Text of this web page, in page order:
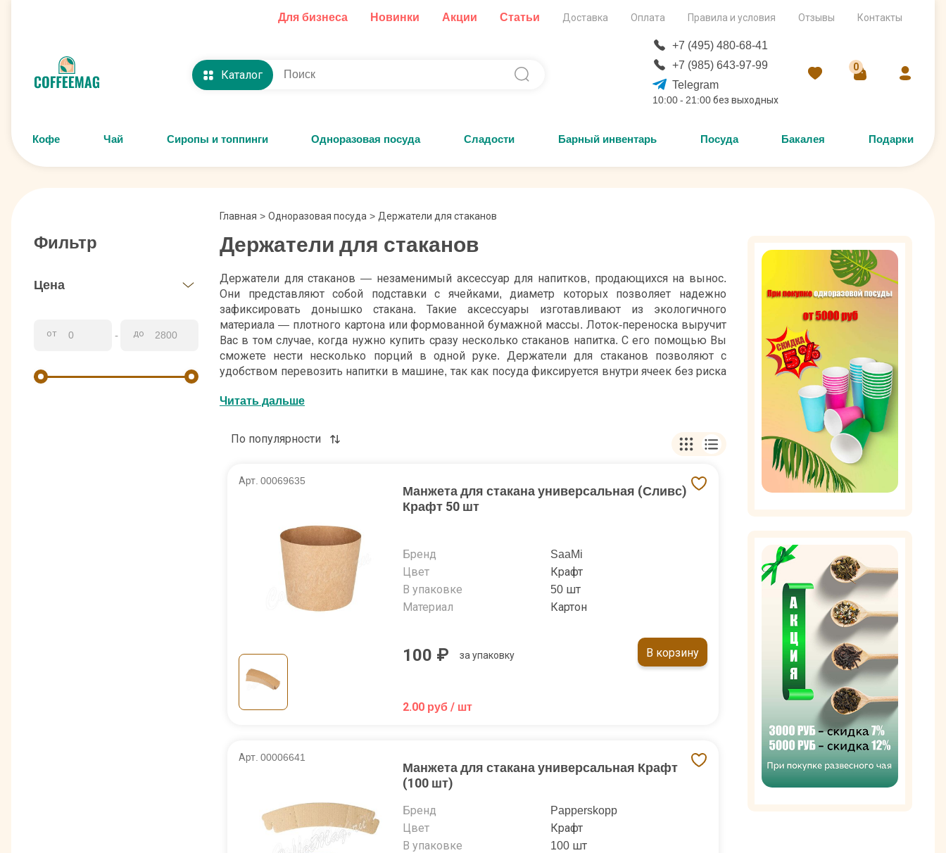
Для бизнеса Новинки Акции Статьи Доставка Оплата Правила и условия Отзывы Контакты
Каталог
+7 (495) 480-68-41
+7 (985) 643-97-99
Telegram
10:00 - 21:00 без выходных
0
Кофе Чай Сиропы и топпинги Одноразовая посуда Сладости Барный инвентарь Посуда Бакалея Подарки
Фильтр
Цена
от - до
Главная > Одноразовая посуда > Держатели для стаканов
Держатели для стаканов
Держатели для стаканов — незаменимый аксессуар для напитков, продающихся на вынос.
Они представляют собой подставки с ячейками, диаметр которых позволяет надежно
зафиксировать донышко стакана. Такие аксессуары изготавливают из экологичного
материала — плотного картона или формованной бумажной массы. Лоток-переноска выручит
Вас в том случае, когда нужно купить сразу несколько стаканов напитка. С его помощью Вы
сможете нести несколько порций в одной руке. Держатели для стаканов позволяют с
удобством перевозить напитки в машине, так как посуда фиксируется внутри ячеек без риска
чая. Благодаря этому аксессуару напиток не прольется на стол и не будет воздействовать на
Читать дальше
По популярности
Арт. 00069635
Манжета для стакана универсальная (Сливс)
Крафт 50 шт
Бренд
SaaMi
Цвет
Крафт
В упаковке
50 шт
Материал
Картон
100 ₽ за упаковку В корзину
2.00 руб / шт
Арт. 00006641
Манжета для стакана универсальная Крафт
(100 шт)
Бренд
Papperskopp
Цвет
Крафт
В упаковке
100 шт